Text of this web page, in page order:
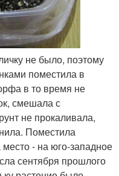
не было, поэтому
поместила в
в то время не
смешала с
не прокаливала,
Поместила
место - на юго-западное
сентября прошлого